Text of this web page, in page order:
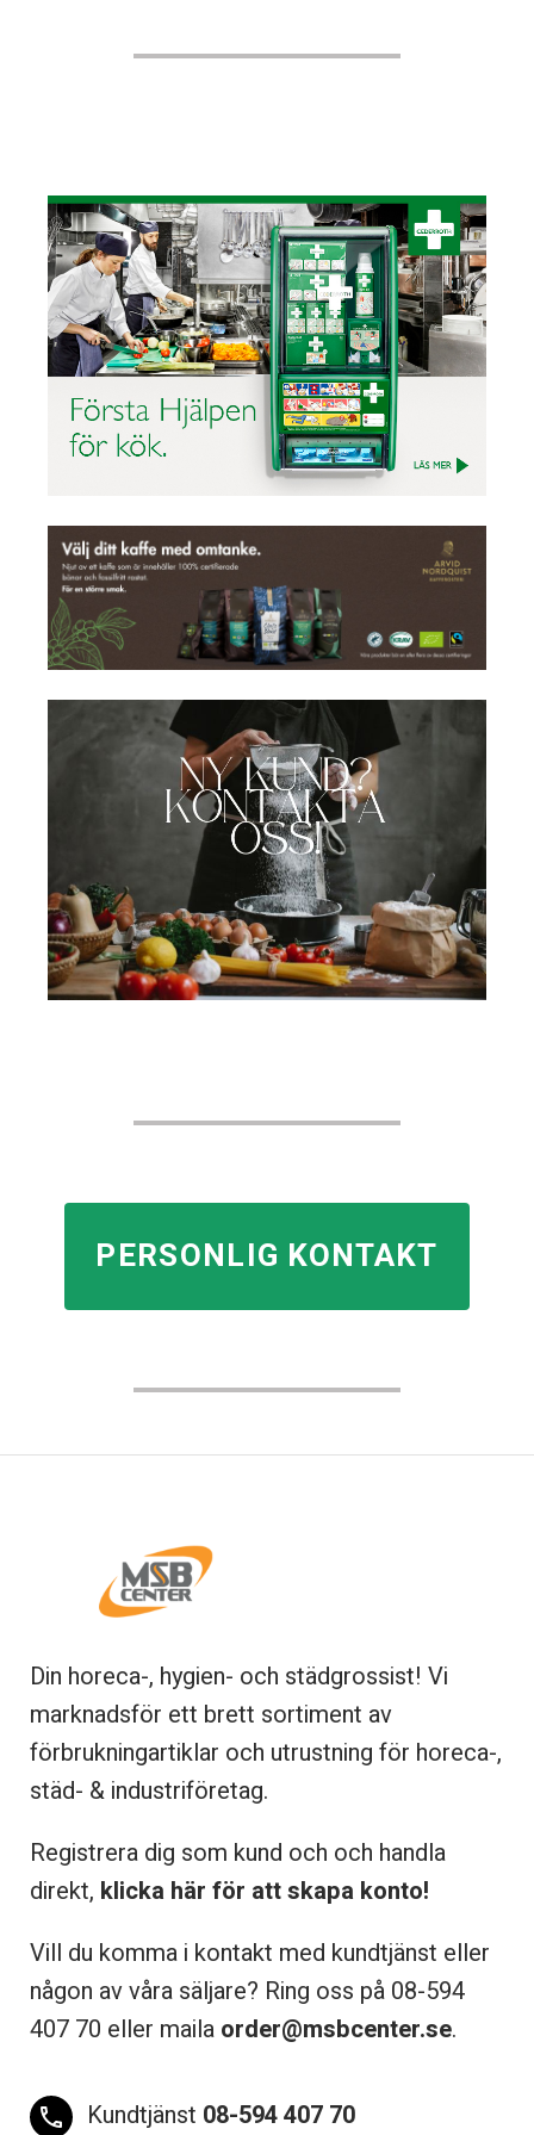
PERSONLIG KONTAKT
Din horeca-, hygien- och städgrossist! Vi
marknadsför ett brett sortiment av
förbrukningartiklar och utrustning för horeca-,
städ- & industriföretag.
Registrera dig som kund och och handla
direkt, klicka här för att skapa konto!
Vill du komma i kontakt med kundtjänst eller
någon av våra säljare? Ring oss på 08-594
407 70 eller maila order@msbcenter.se.
phone Kundtjänst 08-594 407 70